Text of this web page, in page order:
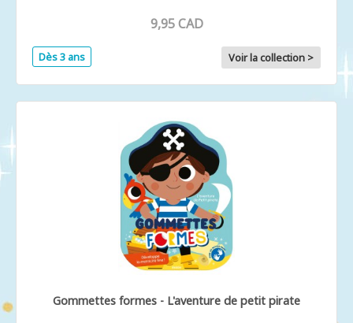
9,95 CAD
Dès 3 ans Voir la collection >
Gommettes formes - L'aventure de petit pirate